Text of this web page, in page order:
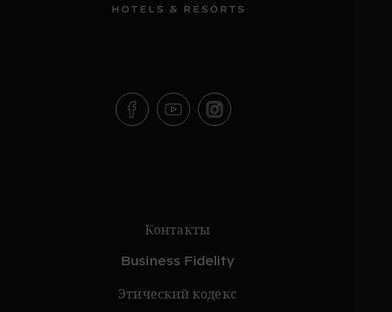
Контакты
Business Fidelity
Этический кодекс